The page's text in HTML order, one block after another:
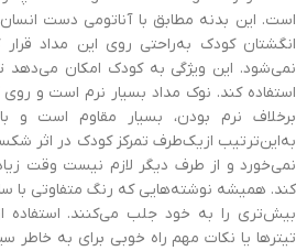
است. این بدنه مطابق با آناتومی دست
انگشتان کودک به‌راحتی روی این مداد
نمی‌شود. این ویژگی به کودک امکان می‌دهد
استفاده کند. نوک مداد بسیار نرم است و روی
برخلاف نرم بودن، بسیار مقاوم است و
به‌این‌ترتیب ازیک‌طرف تمرکز کودک در اثر
نمی‌خورد و از طرف دیگر لازم نیست وقت
کند. همیشه نوشته‌هایی که رنگ متفاوتی با
بیش‌تری را به خود جلب می‌کنند. استفاده
تیترها یا نکات مهم راه خوبی برای به خاطر